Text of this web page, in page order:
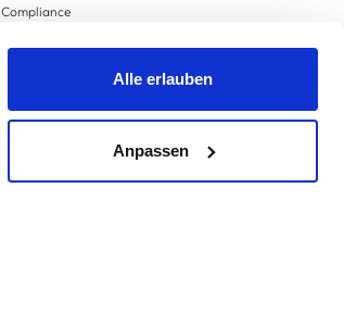
Alle erlauben
Anpassen
Compliance
Supply Chain Due Diligence